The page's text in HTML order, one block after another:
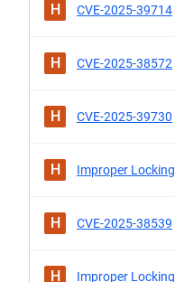
H CVE-2025-39714
H CVE-2025-38572
H CVE-2025-39730
H Improper Locking
H CVE-2025-38539
H Improper Locking